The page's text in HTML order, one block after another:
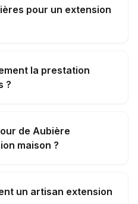
pour un extension
la prestation
?
de Aubière
maison ?
un artisan extension